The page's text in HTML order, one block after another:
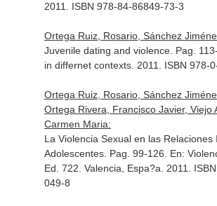
2011. ISBN 978-84-86849-73-3
Ortega Ruiz, Rosario, Sánchez
Juvenile dating and violence. Pag.
in differnet contexts. 2011. ISBN 978-
Ortega Ruiz, Rosario, Sánchez
Ortega Rivera, Francisco Javier, Viejo
Carmen Maria:
La Violencia Sexual en las
Adolescentes. Pag. 99-126. En:
Ed. 722. Valencia, Espa?a. 2011.
049-8